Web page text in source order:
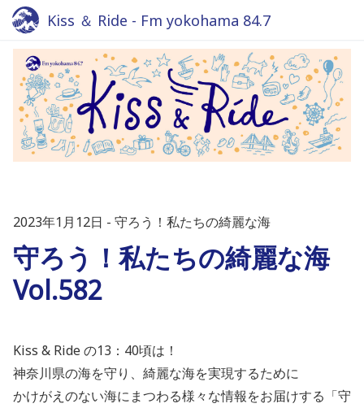
Kiss ＆ Ride - Fm yokohama 84.7
2023年1月12日 守ろう！私たちの綺麗な海
守ろう！私たちの綺麗な海
Vol.582
Kiss & Ride の13：40頃は！
神奈川県の海を守り、綺麗な海を実現するために
かけがえのない海にまつわる様々な情報をお届けする「守